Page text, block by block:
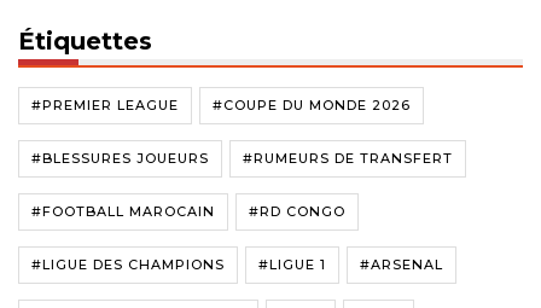
Étiquettes
#PREMIER LEAGUE #COUPE DU MONDE 2026
#BLESSURES JOUEURS #RUMEURS DE TRANSFERT
#FOOTBALL MAROCAIN #RD CONGO
#LIGUE DES CHAMPIONS #LIGUE 1 #ARSENAL